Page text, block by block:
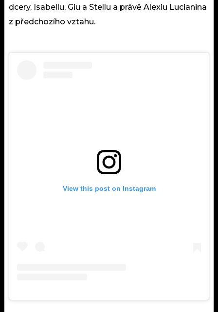
dcery, Isabellu, Giu a Stellu a právě Alexiu Lucianina
z předchozího vztahu.
View this post on Instagram